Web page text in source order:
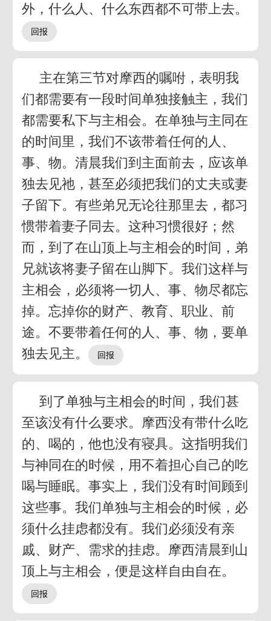
外，什么人、什么东西都不可带上去。
主在第三节对摩西的嘱咐，表明我
们都需要有一段时间单独接触主，我们
都需要私下与主相会。在单独与主同在
的时间里，我们不该带着任何的人、
事、物。清晨我们到主面前去，应该单
独去见祂，甚至必须把我们的丈夫或妻
子留下。有些弟兄无论往那里去，都习
惯带着妻子同去。这种习惯很好；然
而，到了在山顶上与主相会的时间，弟
兄就该将妻子留在山脚下。我们这样与
主相会，必须将一切人、事、物尽都忘
掉。忘掉你的财产、教育、职业、前
途。不要带着任何的人、事、物，要单
独去见主。
到了单独与主相会的时间，我们甚
至该没有什么要求。摩西没有带什么吃
的、喝的，他也没有寝具。这指明我们
与神同在的时候，用不着担心自己的吃
喝与睡眠。事实上，我们没有时间顾到
这些事。我们单独与主相会的时候，必
须什么挂虑都没有。我们必须没有亲
戚、财产、需求的挂虑。摩西清晨到山
顶上与主相会，便是这样自由自在。